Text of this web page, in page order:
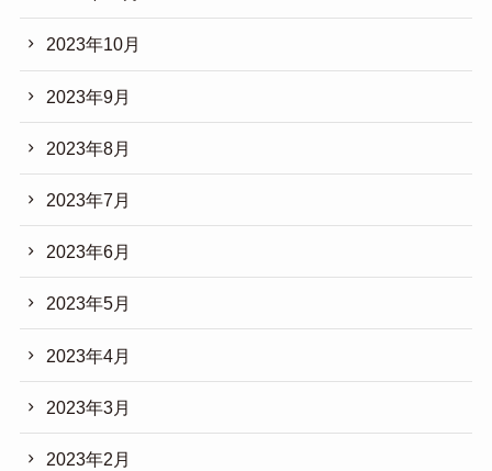
2023年10月
2023年9月
2023年8月
2023年7月
2023年6月
2023年5月
2023年4月
2023年3月
2023年2月